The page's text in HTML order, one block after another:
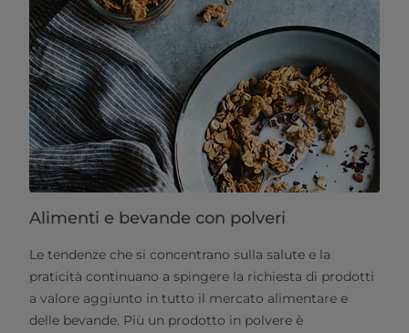
Alimenti e bevande con polveri
Le tendenze che si concentrano sulla salute e la
praticità continuano a spingere la richiesta di prodotti
a valore aggiunto in tutto il mercato alimentare e
delle bevande. Più un prodotto in polvere è